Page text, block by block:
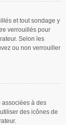
et tout sondage y
verrouillés pour
Selon les
ou non verrouiller
associées à des
des icônes de